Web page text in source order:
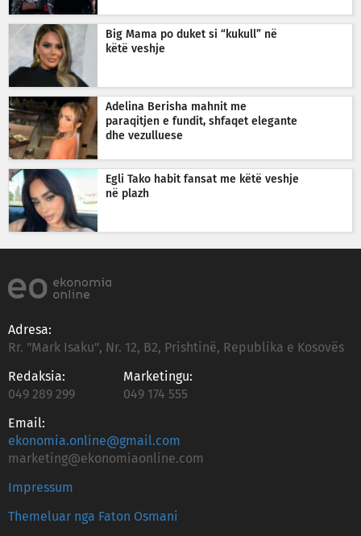
Big Mama po duket si “kukull” në
këtë veshje
Adelina Berisha mahnit me
paraqitjen e fundit, shfaqet elegante
dhe vezulluese
Egli Tako habit fansat me këtë veshje
në plazh
Adresa:
Rr. "Mark Isaku", Nr. 12, B2, Prishtinë, Republika e Kosovës
Redaksia:
049 289 299
Marketingu:
049 174 555
Email:
ekonomia.online@gmail.com
marketing@ekonomiaonline.com
Impressum
Themeluar nga Faton Osmani